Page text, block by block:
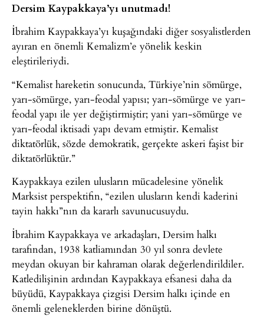
Dersim Kaypakkaya’yı unutmadı!
İbrahim Kaypakkaya’yı kuşağındaki diğer sosyalistlerden
ayıran en önemli Kemalizm’e yönelik keskin
eleştirileriydi.
“Kemalist hareketin sonucunda, Türkiye’nin sömürge,
yarı-sömürge, yarı-feodal yapısı; yarı-sömürge ve yarı-
feodal yapı ile yer değiştirmiştir; yani yarı-sömürge ve
yarı-feodal iktisadi yapı devam etmiştir. Kemalist
diktatörlük, sözde demokratik, gerçekte askeri faşist bir
diktatörlüktür.”
Kaypakkaya ezilen ulusların mücadelesine yönelik
Marksist perspektifin, “ezilen ulusların kendi kaderini
tayin hakkı”nın da kararlı savunucusuydu.
İbrahim Kaypakkaya ve arkadaşları, Dersim halkı
tarafından, 1938 katliamından 30 yıl sonra devlete
meydan okuyan bir kahraman olarak değerlendirildiler.
Katledilişinin ardından Kaypakkaya efsanesi daha da
büyüdü, Kaypakkaya çizgisi Dersim halkı içinde en
önemli geleneklerden birine dönüştü.